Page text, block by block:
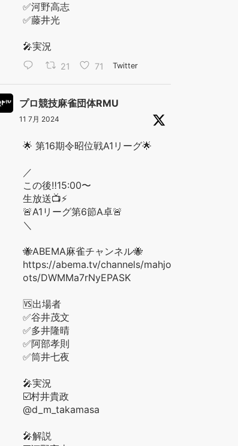
✅河野高志
✅藤井光
🎤実況
21 71 Twitter
プロ競技麻雀団体RMU
11 7月 2024
🌟 第16期令昭位戦A1リーグ🌟
／
この後‼️15:00〜
生放送📺⚡️
🚨A1リーグ第6節A卓🚨
＼
🐝ABEMA麻雀チャンネル🐝
https://abema.tv/channels/mahjong/sl
ots/DWMMa7rNyEPASK
🆚出場者
✅谷井茂文
✅多井隆晴
✅阿部孝則
✅筒井七夜
🎤実況
☑️村井貴政
@d_m_takamasa
🎤解説